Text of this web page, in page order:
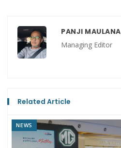
PANJI MAULANA
Managing Editor
Related Article
REVIEW